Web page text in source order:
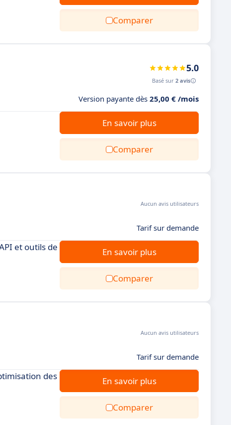
Comparer
5.0
Basé sur 2 avis
Version payante dès 25,00 € /mois
En savoir plus
Comparer
Aucun avis utilisateurs
Tarif sur demande
et outils de
En savoir plus
Comparer
Aucun avis utilisateurs
Tarif sur demande
des
En savoir plus
Comparer